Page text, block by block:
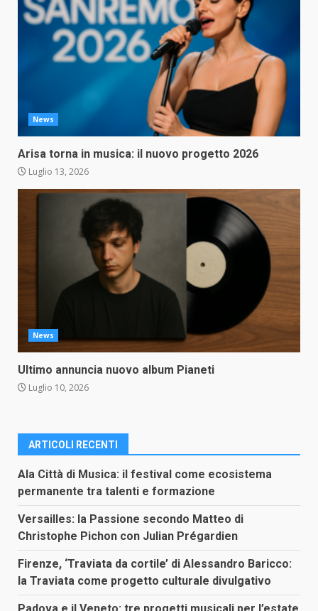
News
Arisa torna in musica: il nuovo progetto 2026
Luglio 13, 2026
News
Ultimo annuncia nuovo album Pianeti
Luglio 10, 2026
ARTICOLI RECENTI
Ala Città di Musica: il festival come ecosistema
permanente tra talenti e formazione
Versailles: la Passione secondo Matteo di
Christophe Pichon con Julian Prégardien
Firenze, ‘Traviata da cortile’ di Alessandro Baricco:
la Traviata come progetto culturale divulgativo